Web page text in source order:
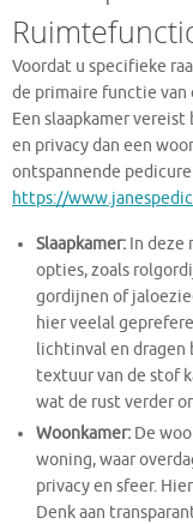
Voordat u specifieke
de primaire functie
Een slaapkamer
en privacy dan een
ontspannende
https://
Slaapkamer: In deze
opties, zoals
gordijnen of
hier veelal
lichtinval en dragen
textuur van de stof
wat de rust verder
Woonkamer: De
woning, waar
privacy en sfeer.
Denk aan